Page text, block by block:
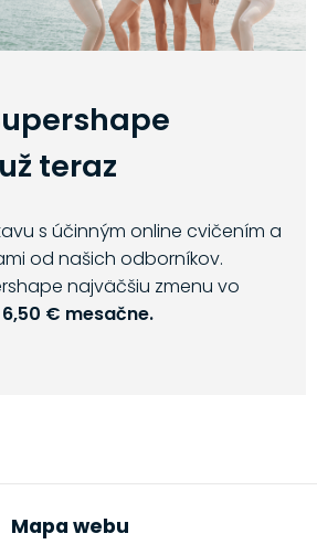
teraz
s účinným online cvičením a
od našich odborníkov.
najväčšiu zmenu vo
€ mesačne.
Mapa webu